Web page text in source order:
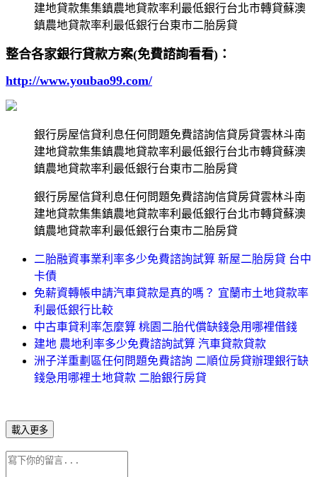
建地貸款集集鎮農地貸款率利最低銀行台北市轉貸蘇澳
鎮農地貸款率利最低銀行台東市二胎房貸
整合各家銀行貸款方案(免費諮詢看看)：
http://www.youbao99.com/
銀行房屋信貸利息任何問題免費諮詢信貸房貸雲林斗南
建地貸款集集鎮農地貸款率利最低銀行台北市轉貸蘇澳
鎮農地貸款率利最低銀行台東市二胎房貸
銀行房屋信貸利息任何問題免費諮詢信貸房貸雲林斗南
建地貸款集集鎮農地貸款率利最低銀行台北市轉貸蘇澳
鎮農地貸款率利最低銀行台東市二胎房貸
二胎融資事業利率多少免費諮詢試算 新屋二胎房貸 台中
卡債
免薪資轉帳申請汽車貸款是真的嗎？ 宜蘭市土地貸款率
利最低銀行比較
中古車貸利率怎麼算 桃園二胎代償缺錢急用哪裡借錢
建地 農地利率多少免費諮詢試算 汽車貸款貸款
洲子洋重劃區任何問題免費諮詢 二順位房貸辦理銀行缺
錢急用哪裡土地貸款 二胎銀行房貸
載入更多